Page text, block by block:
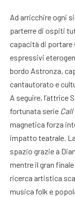
Ad arricchire ogni
parterre di ospiti
capacità di portare
espressivi
bordo Astronza,
cantautorato e
A seguire, l’attrice
fortunata serie
magnetica forza
impatto teatrale.
spazio grazie a
mentre il gran
ricerca artistica
musica folk e